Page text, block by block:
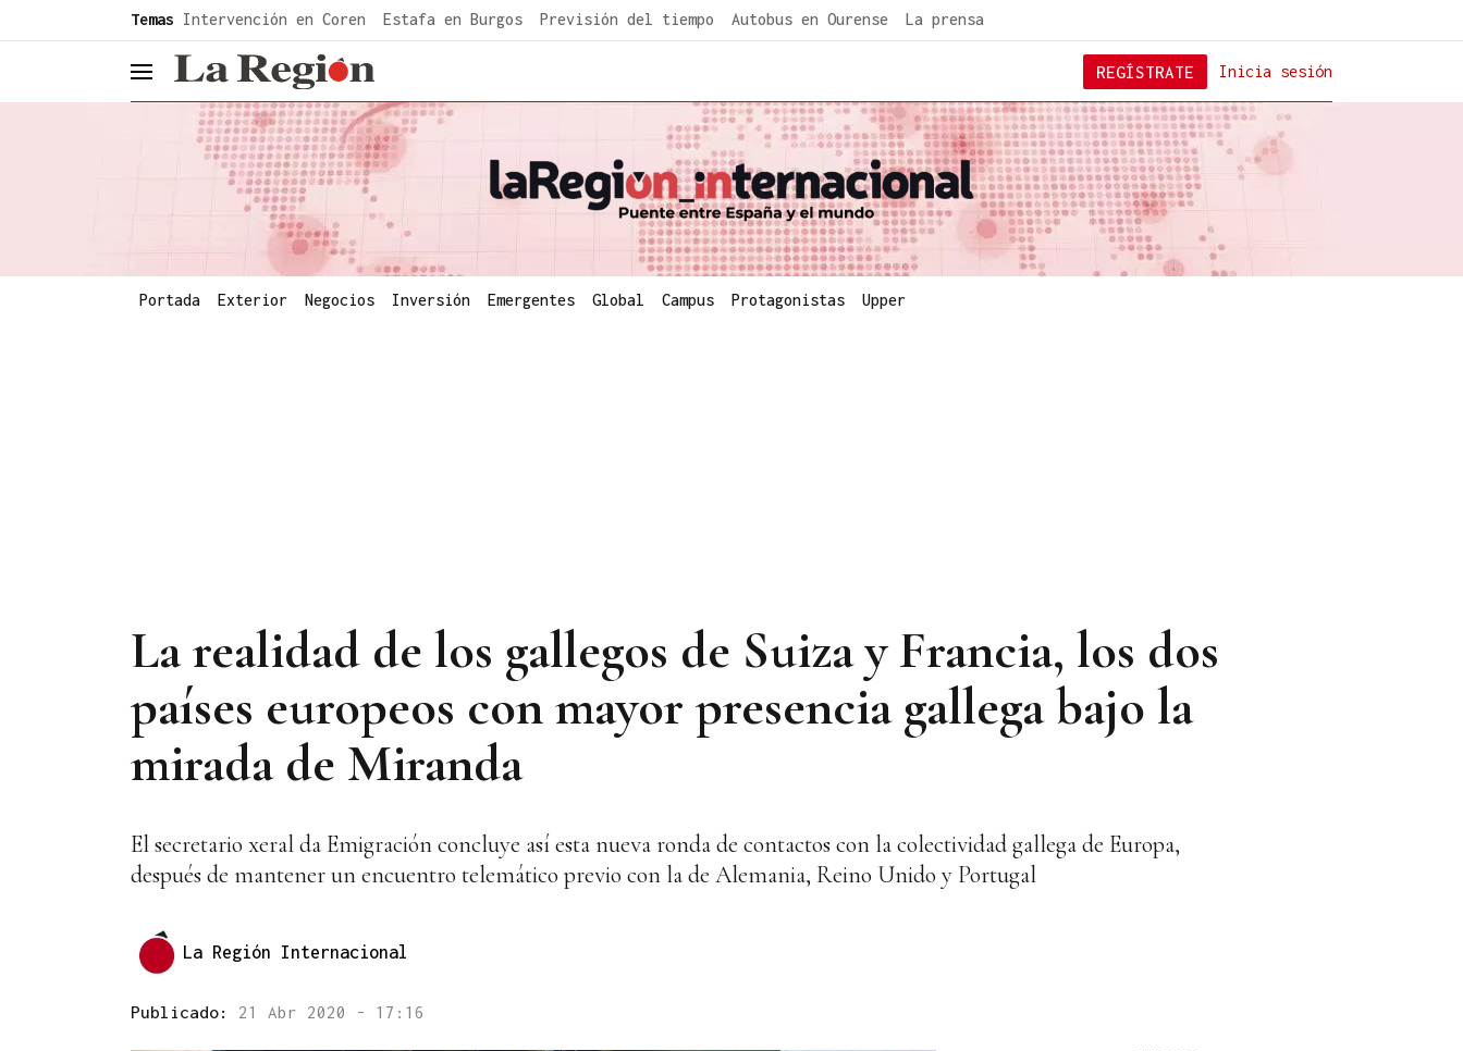
Temas Intervención en Coren Estafa en Burgos Previsión del tiempo Autobus en Ourense La prensa
header.menu.open Inicia sesión
REGÍSTRATE
Portada Exterior Negocios Inversión Emergentes Global Campus Protagonistas Upper
La realidad de los gallegos de Suiza y Francia, los dos
países europeos con mayor presencia gallega bajo la
mirada de Miranda
El secretario xeral da Emigración concluye así esta nueva ronda de contactos con la colectividad gallega de Europa,
después de mantener un encuentro telemático previo con la de Alemania, Reino Unido y Portugal
La Región Internacional
Publicado: 21 Abr 2020 - 17:16